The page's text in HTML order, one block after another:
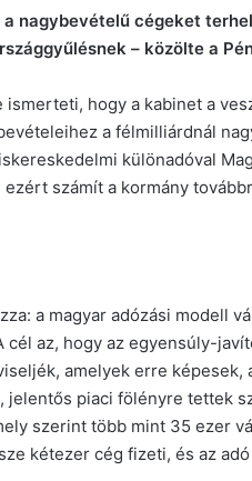
nagybevételű cégeket
– közölte a
ismerteti, hogy a kabinet a
a félmilliárdnál
különadóval
számít a kormány
a magyar adózási modell
cél az, hogy az egyensúly-
amelyek erre
jelentős piaci fölényre tettek
szerint több mint 35 ezer
kétezer cég fizeti, és az